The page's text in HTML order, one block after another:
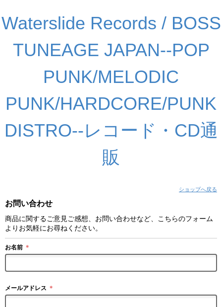
Waterslide Records / BOSS
TUNEAGE JAPAN--POP
PUNK/MELODIC
PUNK/HARDCORE/PUNK
DISTRO--レコード・CD通
販
ショップへ戻る
お問い合わせ
商品に関するご意見ご感想、お問い合わせなど、こちらのフォーム
よりお気軽にお尋ねください。
お名前 ＊
メールアドレス ＊